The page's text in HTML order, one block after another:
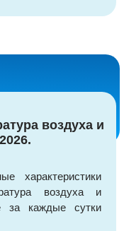
воздуха и
характеристики
воздуха и
за каждые сутки